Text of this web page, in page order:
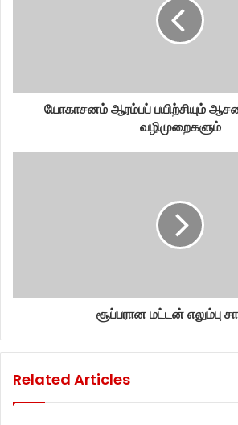
யோகாசனம் ஆரம்பப் பயிற்சியும்
வழிமுறைகளும்
சூப்பரான மட்டன் எலும்பு
Related Articles